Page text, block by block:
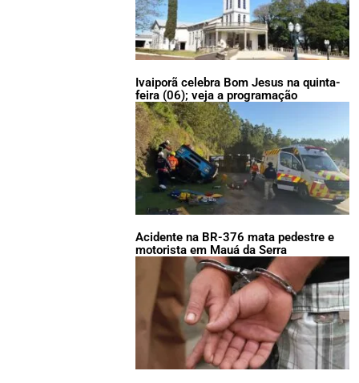
Ivaiporã celebra Bom Jesus na quinta-
feira (06); veja a programação
Acidente na BR-376 mata pedestre e
motorista em Mauá da Serra